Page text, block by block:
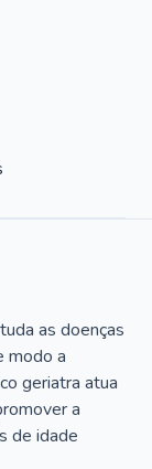
as doenças
modo a
geriatra atua
a
de idade